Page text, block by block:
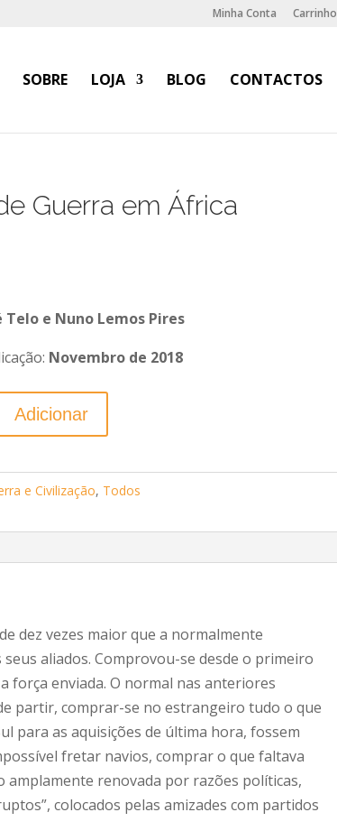
Minha Conta Carrinho
SOBRE LOJA BLOG CONTACTOS
Guerra em África
Telo e Nuno Lemos Pires
Novembro de 2018
Adicionar
e Civilização, Todos
dez vezes maior que a normalmente
aliados. Comprovou-se desde o primeiro
força enviada. O normal nas anteriores
partir, comprar-se no estrangeiro tudo o que
para as aquisições de última hora, fossem
fretar navios, comprar o que faltava
renovada por razões políticas,
colocados pelas amizades com partidos